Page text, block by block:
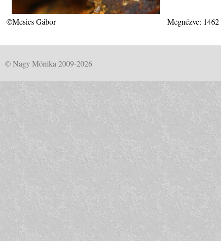
©Mesics Gábor Megnézve:
© Nagy Mónika 2009-2026